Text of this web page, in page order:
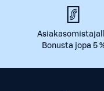
Bonusta jopa 5